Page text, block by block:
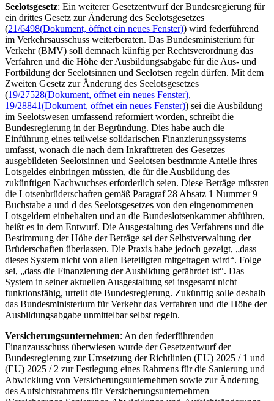
Seelotsgesetz: Ein weiterer Gesetzentwurf der Bundesregierung für
ein drittes Gesetz zur Änderung des Seelotsgesetzes
(21/6498(Dokument, öffnet ein neues Fenster)) wird federführend
im Verkehrsausschuss weiterberaten. Das Bundesministerium für
Verkehr (BMV) soll demnach künftig per Rechtsverordnung das
Verfahren und die Höhe der Ausbildungsabgabe für die Aus- und
Fortbildung der Seelotsinnen und Seelotsen regeln dürfen. Mit dem
Zweiten Gesetz zur Änderung des Seelotsgesetzes
(19/27528(Dokument, öffnet ein neues Fenster),
19/28841(Dokument, öffnet ein neues Fenster)) sei die Ausbildung
im Seelotswesen umfassend reformiert worden, schreibt die
Bundesregierung in der Begründung. Dies habe auch die
Einführung eines teilweise solidarischen Finanzierungssystems
umfasst, wonach die nach dem Inkrafttreten des Gesetzes
ausgebildeten Seelotsinnen und Seelotsen bestimmte Anteile ihres
Lotsgeldes einbringen müssten, die für die Ausbildung des
zukünftigen Nachwuchses erforderlich seien. Diese Beträge müssten
die Lotsenbrüderschaften gemäß Paragraf 28 Absatz 1 Nummer 9
Buchstabe a und d des Seelotsgesetzes von den eingenommenen
Lotsgeldern einbehalten und an die Bundeslotsenkammer abführen,
heißt es in dem Entwurf. Die Ausgestaltung des Verfahrens und die
Bestimmung der Höhe der Beträge sei der Selbstverwaltung der
Brüderschaften überlassen. Die Praxis habe jedoch gezeigt, „dass
dieses System nicht von allen Beteiligten mitgetragen wird“. Folge
sei, „dass die Finanzierung der Ausbildung gefährdet ist“. Das
System in seiner aktuellen Ausgestaltung sei insgesamt nicht
funktionsfähig, urteilt die Bundesregierung. Zukünftig solle deshalb
das Bundesministerium für Verkehr das Verfahren und die Höhe der
Ausbildungsabgabe unmittelbar selbst regeln.
Versicherungsunternehmen: An den federführenden
Finanzausschuss überwiesen wurde der Gesetzentwurf der
Bundesregierung zur Umsetzung der Richtlinien (EU) 2025 / 1 und
(EU) 2025 / 2 zur Festlegung eines Rahmens für die Sanierung und
Abwicklung von Versicherungsunternehmen sowie zur Änderung
des Aufsichtsrahmens für Versicherungsunternehmen